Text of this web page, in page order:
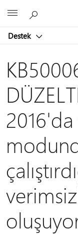
Destek